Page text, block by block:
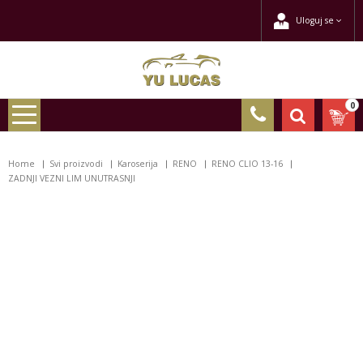
Uloguj se
0
Home Svi proizvodi Karoserija RENO
RENO CLIO 13-16
ZADNJI VEZNI LIM UNUTRASNJI